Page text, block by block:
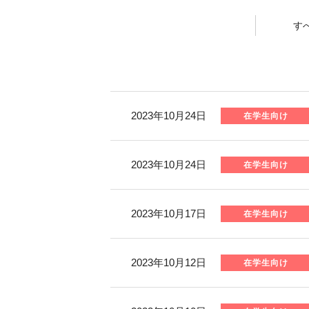
す
2023年10月24日 在学生向け
2023年10月24日 在学生向け
2023年10月17日 在学生向け
2023年10月12日 在学生向け